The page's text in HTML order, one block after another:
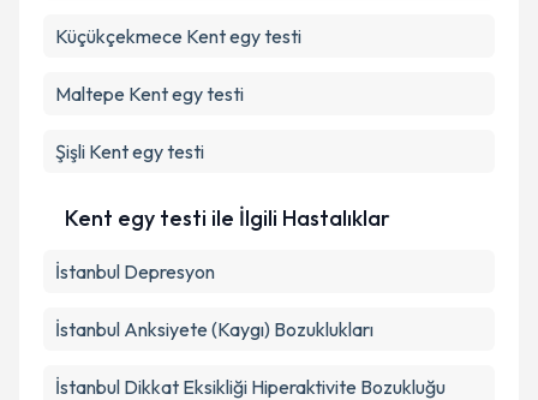
Küçükçekmece Kent egy testi
Maltepe Kent egy testi
Şişli Kent egy testi
Kent egy testi ile İlgili Hastalıklar
İstanbul Depresyon
İstanbul Anksiyete (Kaygı) Bozuklukları
İstanbul Dikkat Eksikliği Hiperaktivite Bozukluğu